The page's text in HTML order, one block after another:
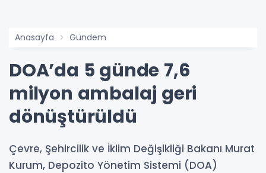
Anasayfa Gündem
DOA’da 5 günde 7,6
milyon ambalaj geri
dönüştürüldü
Çevre, Şehircilik ve İklim Değişikliği Bakanı Murat
Kurum, Depozito Yönetim Sistemi (DOA)